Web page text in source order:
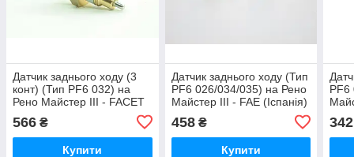
Датчик заднього ходу (3
конт) (Тип PF6 032) на
Рено Майстер III - FACET
566 ₴
Купити
Датчик заднього ходу (Тип
PF6 026/034/035) на Рено
Майстер III - FAE (Іспанія)
458₴
Купити
PF6
342